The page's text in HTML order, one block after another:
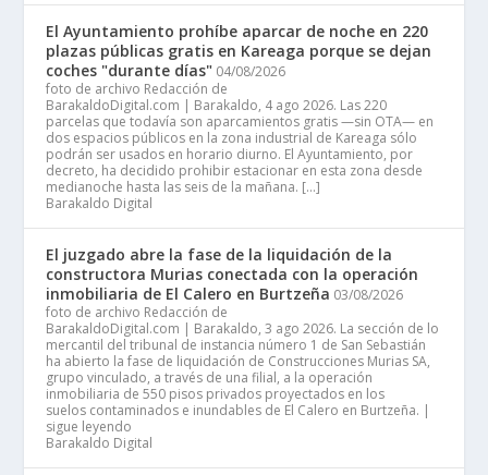
El Ayuntamiento prohíbe aparcar de noche en 220
plazas públicas gratis en Kareaga porque se dejan
coches "durante días" 04/08/2026
foto de archivo Redacción de
BarakaldoDigital.com | Barakaldo, 4 ago 2026. Las 220
parcelas que todavía son aparcamientos gratis —sin OTA— en
dos espacios públicos en la zona industrial de Kareaga sólo
podrán ser usados en horario diurno. El Ayuntamiento, por
decreto, ha decidido prohibir estacionar en esta zona desde
medianoche hasta las seis de la mañana. […]
Barakaldo Digital
El juzgado abre la fase de la liquidación de la
constructora Murias conectada con la operación
inmobiliaria de El Calero en Burtzeña 03/08/2026
foto de archivo Redacción de
BarakaldoDigital.com | Barakaldo, 3 ago 2026. La sección de lo
mercantil del tribunal de instancia número 1 de San Sebastián
ha abierto la fase de liquidación de Construcciones Murias SA,
grupo vinculado, a través de una filial, a la operación
inmobiliaria de 550 pisos privados proyectados en los
suelos contaminados e inundables de El Calero en Burtzeña. |
sigue leyendo
Barakaldo Digital